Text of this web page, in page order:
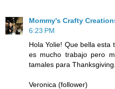
Mommy's Crafty
6:23 PM
Hola Yolie! Que bella esta
es mucho trabajo pero
tamales para Thanksgiving.
Veronica (follower)